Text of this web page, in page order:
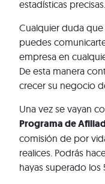
estadísticas precisas.
Cualquier duda que
puedes
empresa en
De esta manera
crecer su negocio
Una vez se vayan
Programa de
comisión de por
realices. Podrás
hayas superado los